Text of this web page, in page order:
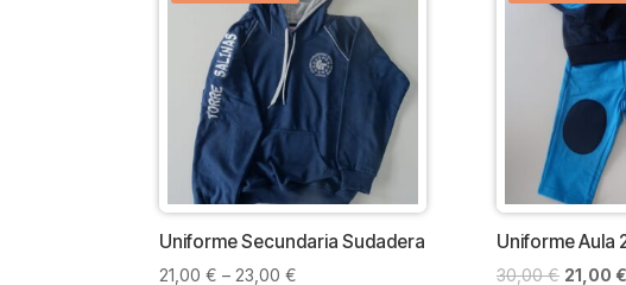
Uniforme Secundaria Sudadera
21,00€ – 23,00€
Uniforme Aula
30,00€ El
21,00 €